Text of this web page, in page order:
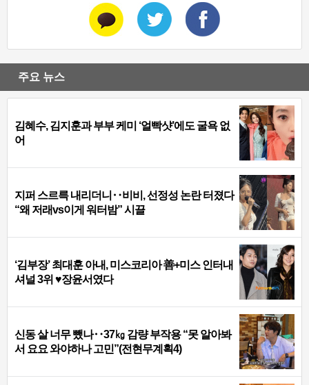
주요 뉴스
김혜수, 김지훈과 부부 케미 ‘얼빡샷’에도 굴욕 없
어
지퍼 스르륵 내리더니‥비비, 선정성 논란 터졌다
“왜 저래vs이게 워터밤” 시끌
‘김부장’ 최대훈 아내, 미스코리아 善+미스 인터내
셔널 3위 ♥장윤서였다
신동 살 너무 뺐나‥37㎏ 감량 부작용 “못 알아봐
서 요요 와야하나 고민”(전현무계획4)